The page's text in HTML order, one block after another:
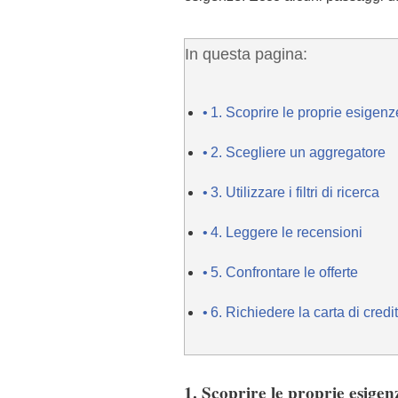
In questa pagina:
1. Scoprire le proprie
2. Scegliere un aggregatore
3. Utilizzare i filtri di ricerca
4. Leggere le recensioni
5. Confrontare le offerte
6. Richiedere la carta di
1. Scoprire le proprie